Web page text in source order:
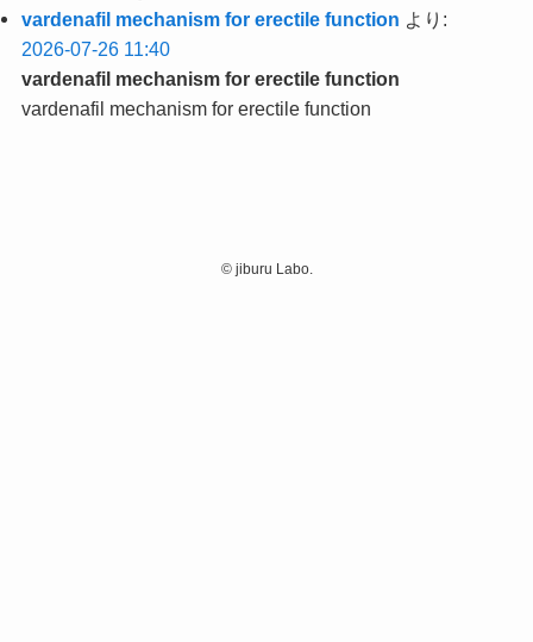
vardenafil mechanism for erectile function より:
2026-07-26 11:40
vardenafil mechanism for erectile function
vardenafil mechanism for erectile function
©jiburu Labo.